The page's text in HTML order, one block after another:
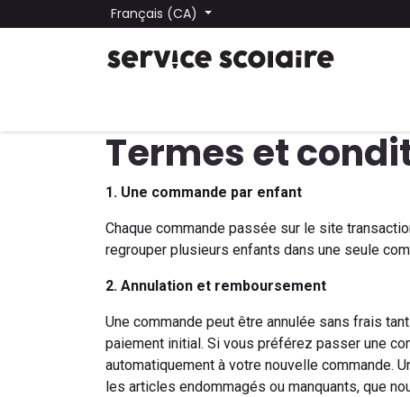
Se rendre au contenuFrançais (CA)
Termes et
1. Une commande par enfant
Chaque commande passée sur le site
regrouper plusieurs enfants dans une seule
2. Annulation et remboursement
Une commande peut être annulée sans frais
paiement initial. Si vous préférez passer une
automatiquement à votre nouvelle commande.
les articles endommagés ou manquants, que